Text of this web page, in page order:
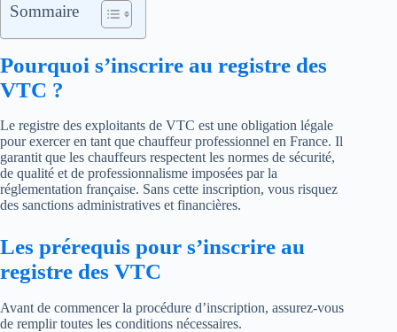
Sommaire
Pourquoi s’inscrire au registre des
VTC ?
Le registre des exploitants de VTC est une obligation légale
pour exercer en tant que chauffeur professionnel en France. Il
garantit que les chauffeurs respectent les normes de sécurité,
de qualité et de professionnalisme imposées par la
réglementation française. Sans cette inscription, vous risquez
des sanctions administratives et financières.
Les prérequis pour s’inscrire au
registre des VTC
Avant de commencer la procédure d’inscription, assurez-vous
de remplir toutes les conditions nécessaires.